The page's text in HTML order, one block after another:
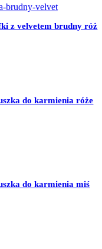
z velvetem brudny róż
do karmienia róże
do karmienia miś